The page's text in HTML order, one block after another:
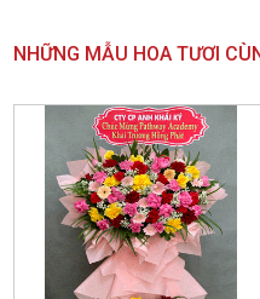
NHỮNG MẪU HOA TƯƠI